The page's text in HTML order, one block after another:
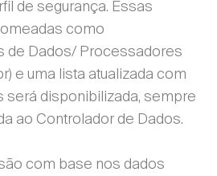
de segurança. Essas
como
de Dados/ Processadores
e uma lista atualizada com
será disponibilizada, sempre
ao Controlador de Dados.
com base nos dados